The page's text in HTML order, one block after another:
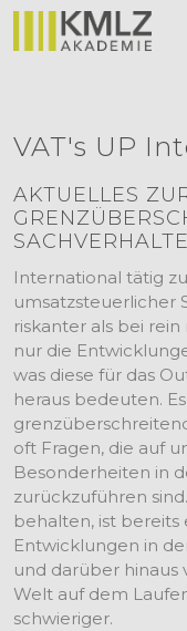
VAT's UP
AKTUELLES
International tätig
umsatzsteuerlicher
riskanter als bei
nur die
was diese für das
heraus bedeuten.
oft Fragen, die auf
Besonderheiten in
zurückzuführen
behalten, ist bereits
Entwicklungen in
und darüber hinaus
Welt auf dem
schwieriger.